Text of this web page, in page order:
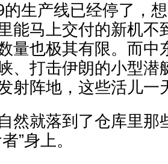
的生产线已经停了，
能马上交付的新机不
量也极其有限。而中
、打击伊朗的小型潜
射阵地，这些活儿一
然就落到了仓库里那
”身上。